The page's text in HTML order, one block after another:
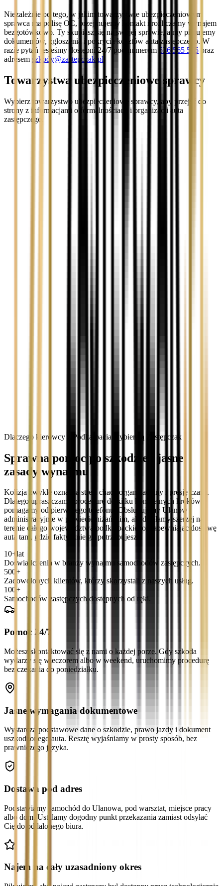
Niezależnie od tego, w jakim towarzystwie ubezpieczeniowym
sprawca ma polisę OC, przejmujemy kontakt i rozliczamy wynajem
bezgotówkowo. Ty skupiasz się na swojej sprawie, a my pilnujemy
dokumentów, zgłoszenia i pokrycia kosztów auta zastępczego. W
razie pytań jesteśmy dostępni 24/7 pod numerem 536 565 565 oraz
adresem szkody@zastepczak.pl
Towarzystwa ubezpieczeniowe sprawcy
Wybierz towarzystwo ubezpieczeniowe sprawcy, aby przejść do
strony z informacjami o formalnościach i organizacji auta
zastępczego.
Dlaczego kierowcy z Podkarpacia wybierają Zastępczak
Sprawna pomoc po szkodzie i jasne
zasady wynajmu
Kolizja zwykle oznacza stres, chaos organizacyjny i presję czasu.
Dlatego upraszczamy procedurę do kilku konkretnych kroków i
pomagamy od pierwszego telefonu. Obsługujemy Ulanów
administracyjnie w powiecie niżańskim, ale działamy szerzej na
terenie całego województwa podkarpackiego, zapewniając dostawę
auta tam, gdzie faktycznie go potrzebujesz.
10+ lat
Doświadczenia w branży wynajmu samochodów zastępczych.
500+
Zadowolonych klientów, którzy skorzystali z naszych usług.
100+
Samochodów zastępczych dostępnych od ręki.
Pomoc 24/7
Możesz skontaktować się z nami o każdej porze. Gdy szkoda
wydarzy się wieczorem albo w weekend, uruchomimy procedurę
bez czekania do poniedziałku.
Jasne wymagania dokumentowe
Wystarczą podstawowe dane o szkodzie, prawo jazdy i dokument
uszkodzonego auta. Resztę wyjaśniamy w prosty sposób, bez
prawniczego języka.
Dostawa pod adres
Podstawiamy samochód do Ulanowa, pod warsztat, miejsce pracy
albo dom. Ustalamy dogodny punkt przekazania zamiast odsyłać
Cię do oddalonego biura.
Najem na cały uzasadniony okres